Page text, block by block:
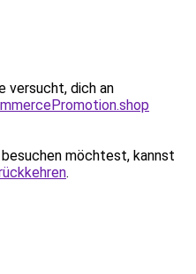
versucht, dich an
möchtest, kannst
.